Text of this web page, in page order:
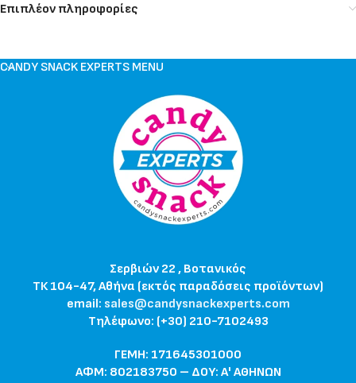
Επιπλέον πληροφορίες
CANDY SNACK EXPERTS MENU
Σερβιών 22 , Βοτανικός
ΤΚ 104-47, Αθήνα (εκτός παραδόσεις προϊόντων)
email: sales@candysnackexperts.com
Τηλέφωνο: (+30) 210-7102493
ΓΕΜΗ: 171645301000
ΑΦΜ: 802183750 – ΔΟΥ: Α' ΑΘΗΝΩΝ